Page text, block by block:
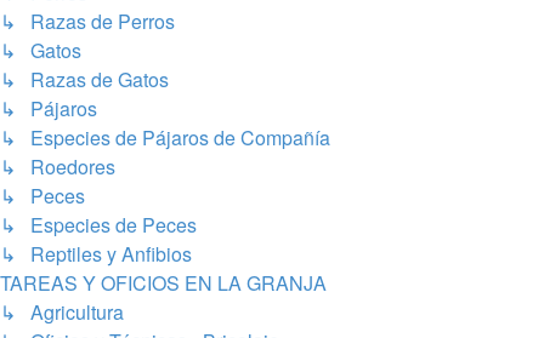
↳ Razas de Perros
↳ Gatos
↳ Razas de Gatos
↳ Pájaros
↳ Especies de Pájaros de Compañía
↳ Roedores
↳ Peces
↳ Especies de Peces
↳ Reptiles y Anfibios
TAREAS Y OFICIOS EN LA GRANJA
↳ Agricultura